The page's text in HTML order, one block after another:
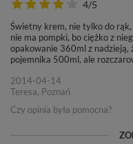
4/5
Świetny krem, nie tylko do rąk,
nie ma pompki, bo ciężko z
opakowanie 360ml z nadzieją,
pojemnika 500ml, ale
2014-04-14
Teresa, Poznań
Czy opinia była pomocna?